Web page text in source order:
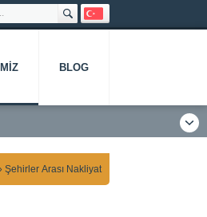
BLOG
Şehirler Arası Nakliyat